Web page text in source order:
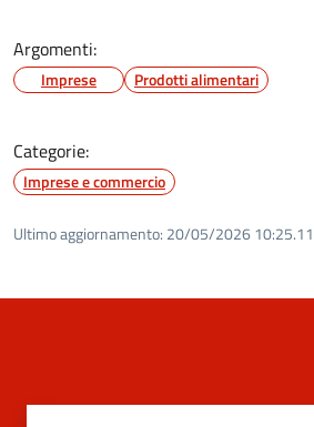
Argomenti:
Imprese Prodotti alimentari
Categorie:
Imprese e commercio
Ultimo aggiornamento: 20/05/2026 10:25.11